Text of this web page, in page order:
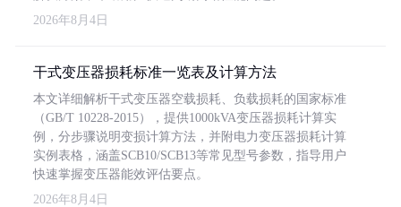
2026年8月4日
干式变压器损耗标准一览表及计算方法
本文详细解析干式变压器空载损耗、负载损耗的国家标准
（GB/T 10228-2015），提供1000kVA变压器损耗计算实
例，分步骤说明变损计算方法，并附电力变压器损耗计算
实例表格，涵盖SCB10/SCB13等常见型号参数，指导用户
快速掌握变压器能效评估要点。
2026年8月4日